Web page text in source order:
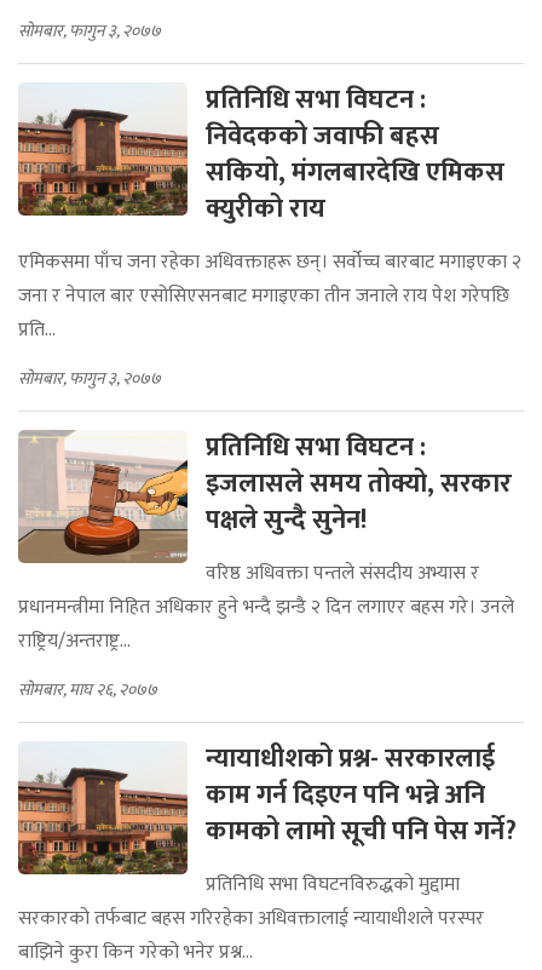
सोमबार, फागुन ३, २०७७
प्रतिनिधि सभा विघटन :
निवेदकको जवाफी बहस
सकियो, मंगलबारदेखि एमिकस
क्युरीको राय
एमिकसमा पाँच जना रहेका अधिवक्ताहरू छन्। सर्वोच्च बारबाट मगाइएका २
जना र नेपाल बार एसोसिएसनबाट मगाइएका तीन जनाले राय पेश गरेपछि
प्रति...
सोमबार, फागुन ३, २०७७
प्रतिनिधि सभा विघटन :
इजलासले समय तोक्यो, सरकार
पक्षले सुन्दै सुनेन!
वरिष्ठ अधिवक्ता पन्तले संसदीय अभ्यास र
प्रधानमन्त्रीमा निहित अधिकार हुने भन्दै झन्डै २ दिन लगाएर बहस गरे। उनले
राष्ट्रिय/अन्तराष्ट्र...
सोमबार, माघ २६, २०७७
न्यायाधीशको प्रश्न- सरकारलाई
काम गर्न दिइएन पनि भन्ने अनि
कामको लामो सूची पनि पेस गर्ने?
प्रतिनिधि सभा विघटनविरुद्धको मुद्दामा
सरकारको तर्फबाट बहस गरिरहेका अधिवक्तालाई न्यायाधीशले परस्पर
बाझिने कुरा किन गरेको भनेर प्रश्न...